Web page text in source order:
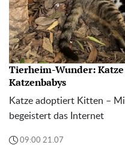
Tierheim-Wunder:
Katzenbabys
Katze adoptiert Kitten –
begeistert das Internet
09:00 21.07